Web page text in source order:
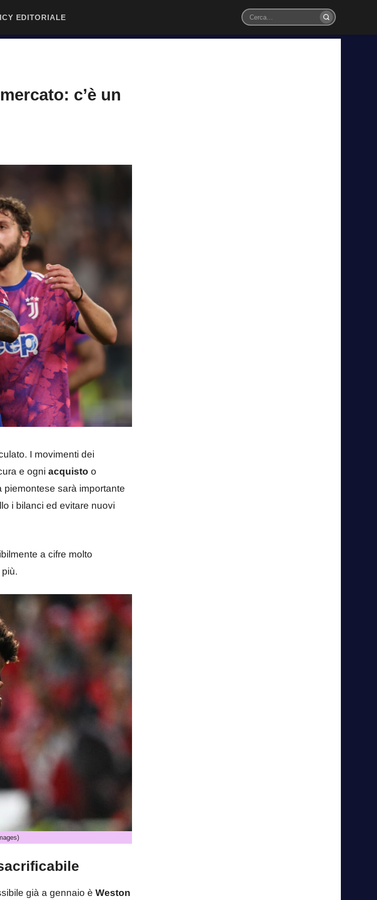
EDITORIALE
Cerca
c’è un
I movimenti dei
e ogni acquisto o
piemontese sarà importante
i bilanci ed evitare nuovi
a cifre molto
già a gennaio è Weston